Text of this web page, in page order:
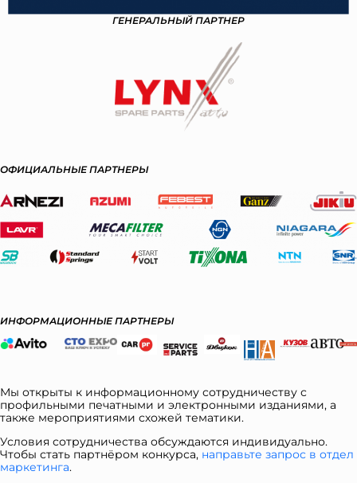
ГЕНЕРАЛЬНЫЙ ПАРТНЕР
ОФИЦИАЛЬНЫЕ ПАРТНЕРЫ
ИНФОРМАЦИОННЫЕ ПАРТНЕРЫ
Мы открыты к информационному сотрудничеству с
профильными печатными и электронными изданиями, а
также мероприятиями схожей тематики.
Условия сотрудничества обсуждаются индивидуально.
Чтобы стать партнёром конкурса, направьте запрос в отдел
маркетинга.